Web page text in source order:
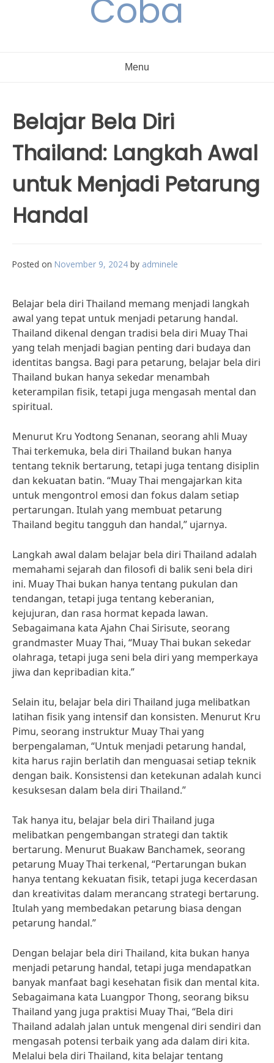
Coba
Menu
Belajar Bela Diri
Thailand: Langkah Awal
untuk Menjadi Petarung
Handal
Posted on November 9, 2024 by adminele
Belajar bela diri Thailand memang menjadi langkah
awal yang tepat untuk menjadi petarung handal.
Thailand dikenal dengan tradisi bela diri Muay Thai
yang telah menjadi bagian penting dari budaya dan
identitas bangsa. Bagi para petarung, belajar bela diri
Thailand bukan hanya sekedar menambah
keterampilan fisik, tetapi juga mengasah mental dan
spiritual.
Menurut Kru Yodtong Senanan, seorang ahli Muay
Thai terkemuka, bela diri Thailand bukan hanya
tentang teknik bertarung, tetapi juga tentang disiplin
dan kekuatan batin. “Muay Thai mengajarkan kita
untuk mengontrol emosi dan fokus dalam setiap
pertarungan. Itulah yang membuat petarung
Thailand begitu tangguh dan handal,” ujarnya.
Langkah awal dalam belajar bela diri Thailand adalah
memahami sejarah dan filosofi di balik seni bela diri
ini. Muay Thai bukan hanya tentang pukulan dan
tendangan, tetapi juga tentang keberanian,
kejujuran, dan rasa hormat kepada lawan.
Sebagaimana kata Ajahn Chai Sirisute, seorang
grandmaster Muay Thai, “Muay Thai bukan sekedar
olahraga, tetapi juga seni bela diri yang memperkaya
jiwa dan kepribadian kita.”
Selain itu, belajar bela diri Thailand juga melibatkan
latihan fisik yang intensif dan konsisten. Menurut Kru
Pimu, seorang instruktur Muay Thai yang
berpengalaman, “Untuk menjadi petarung handal,
kita harus rajin berlatih dan menguasai setiap teknik
dengan baik. Konsistensi dan ketekunan adalah kunci
kesuksesan dalam bela diri Thailand.”
Tak hanya itu, belajar bela diri Thailand juga
melibatkan pengembangan strategi dan taktik
bertarung. Menurut Buakaw Banchamek, seorang
petarung Muay Thai terkenal, “Pertarungan bukan
hanya tentang kekuatan fisik, tetapi juga kecerdasan
dan kreativitas dalam merancang strategi bertarung.
Itulah yang membedakan petarung biasa dengan
petarung handal.”
Dengan belajar bela diri Thailand, kita bukan hanya
menjadi petarung handal, tetapi juga mendapatkan
banyak manfaat bagi kesehatan fisik dan mental kita.
Sebagaimana kata Luangpor Thong, seorang biksu
Thailand yang juga praktisi Muay Thai, “Bela diri
Thailand adalah jalan untuk mengenal diri sendiri dan
mengasah potensi terbaik yang ada dalam diri kita.
Melalui bela diri Thailand, kita belajar tentang